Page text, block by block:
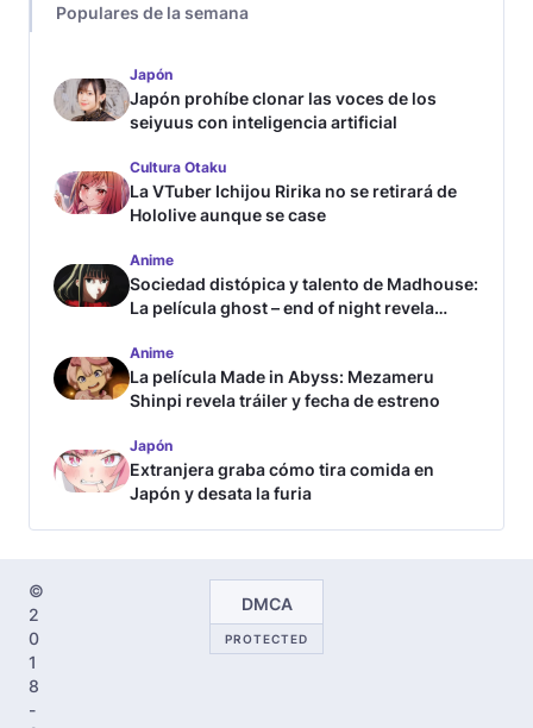
Populares de la semana
Japón
Japón prohíbe clonar las voces de los
seiyuus con inteligencia artificial
Cultura Otaku
La VTuber Ichijou Ririka no se retirará de
Hololive aunque se case
Anime
Sociedad distópica y talento de Madhouse:
La película ghost – end of night revela
Anime
La película Made in Abyss: Mezameru
Shinpi revela tráiler y fecha de estreno
Japón
Extranjera graba cómo tira comida en
Japón y desata la furia
©
2
0
1
8
-
DMCA
PROTECTED